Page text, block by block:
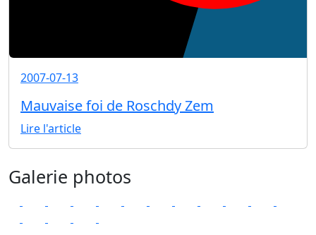
2007-07-13
Mauvaise foi de Roschdy Zem
Lire l'article
Galerie photos